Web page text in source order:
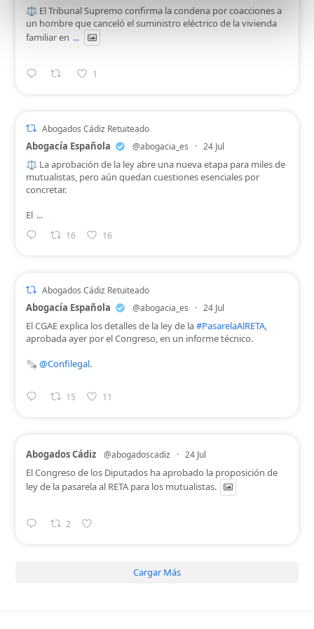
⚖️ El Tribunal Supremo confirma la condena por coacciones a
un hombre que canceló el suministro eléctrico de la vivienda
familiar en ...
1
Abogados Cádiz Retuiteado
Abogacía Española @abogacia_es · 24 Jul
⚖️ La aprobación de la ley abre una nueva etapa para miles de
mutualistas, pero aún quedan cuestiones esenciales por
concretar.
El ...
16 16
Abogados Cádiz Retuiteado
Abogacía Española @abogacia_es · 24 Jul
El CGAE explica los detalles de la ley de la#PasarelaAlRETA,
aprobada ayer por el Congreso, en un informe técnico.
🗞️@Confilegal.
15 11
Abogados Cádiz @abogadoscadiz · 24 Jul
El Congreso de los Diputados ha aprobado la proposición de
ley de la pasarela al RETA para los mutualistas.
2
Cargar Más